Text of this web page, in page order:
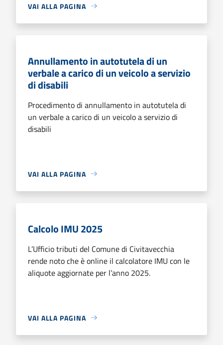
VAI ALLA PAGINA
Annullamento in autotutela di un
verbale a carico di un veicolo a servizio
di disabili
Procedimento di annullamento in autotutela di
un verbale a carico di un veicolo a servizio di
disabili
VAI ALLA PAGINA
Calcolo IMU 2025
L’Ufficio tributi del Comune di Civitavecchia
rende noto che è online il calcolatore IMU con le
aliquote aggiornate per l’anno 2025.
VAI ALLA PAGINA